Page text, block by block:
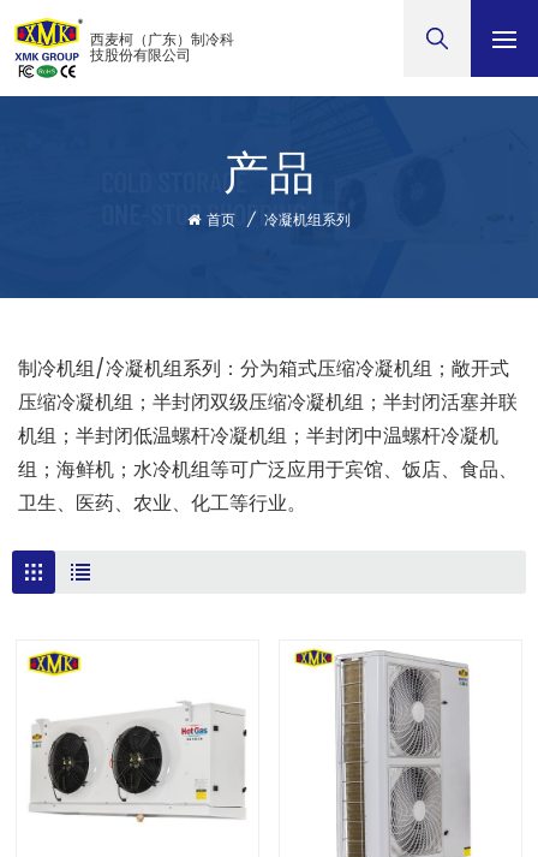
西麦柯（广东）制冷科
技股份有限公司
产品
首页 / 冷凝机组系列
制冷机组/冷凝机组系列：分为箱式压缩冷凝机组；敞开式
压缩冷凝机组；半封闭双级压缩冷凝机组；半封闭活塞并联
机组；半封闭低温螺杆冷凝机组；半封闭中温螺杆冷凝机
组；海鲜机；水冷机组等可广泛应用于宾馆、饭店、食品、
卫生、医药、农业、化工等行业。